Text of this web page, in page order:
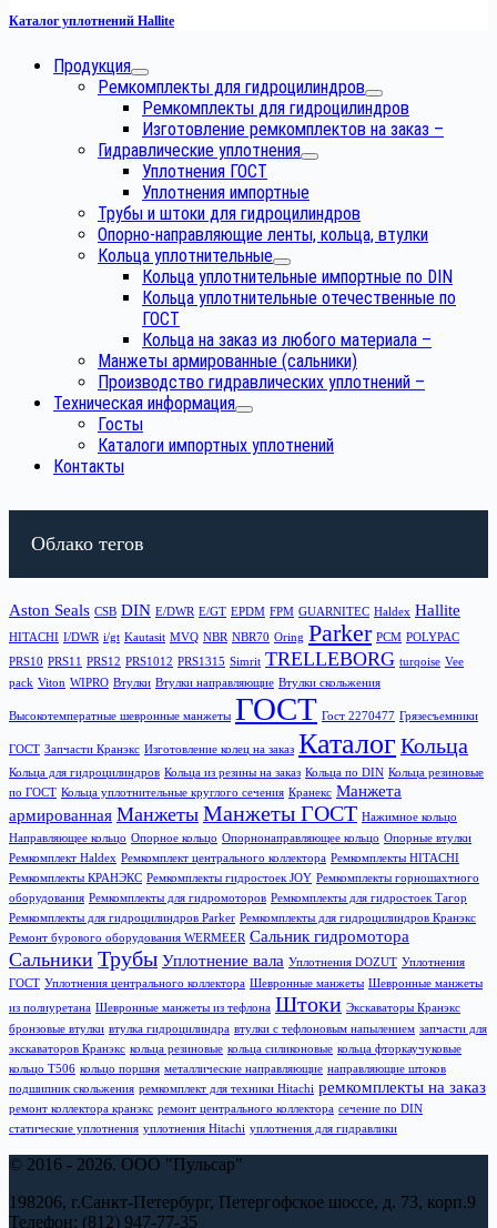
Каталог уплотнений Hallite
Продукция
Ремкомплекты для гидроцилиндров
Ремкомплекты для гидроцилиндров
Изготовление ремкомплектов на заказ –
Гидравлические уплотнения
Уплотнения ГОСТ
Уплотнения импортные
Трубы и штоки для гидроцилиндров
Опорно-направляющие ленты, кольца, втулки
Кольца уплотнительные
Кольца уплотнительные импортные по DIN
Кольца уплотнительные отечественные по
ГОСТ
Кольца на заказ из любого материала –
Манжеты армированные (сальники)
Производство гидравлических уплотнений –
Техническая информация
Госты
Каталоги импортных уплотнений
Контакты
Облако тегов
Aston Seals CSB DIN E/DWR E/GT EPDM FPM GUARNITEC Haldex Hallite
HITACHI I/DWR i/gt Kautasit MVQ NBR NBR70 Oring Parker PCM POLYPAC
PRS10 PRS11 PRS12 PRS1012 PRS1315 Simrit TRELLEBORG turqoise Vee
pack Viton WIPRO Втулки Втулки направляющие Втулки скольжения
Высокотемператные шевронные манжеты ГОСТ Гост 2270477 Грязесъемники
ГОСТ Запчасти Кранэкс Изготовление колец на заказ Каталог Кольца
Кольца для гидроцилиндров Кольца из резины на заказ Кольца по DIN Кольца резиновые
по ГОСТ Кольца уплотнительные круглого сечения Кранекс Манжета
армированная Манжеты Манжеты ГОСТ Нажимное кольцо
Направляющее кольцо Опорное кольцо Опорнонаправляющее кольцо Опорные втулки
Ремкомплект Haldex Ремкомплект центрального коллектора Ремкомплекты HITACHI
Ремкомплекты КРАНЭКС Ремкомплекты гидростоек JOY Ремкомплекты горношахтного
оборудования Ремкомплекты для гидромоторов Ремкомплекты для гидростоек Тагор
Ремкомплекты для гидроцилиндров Parker Ремкомплекты для гидроцилиндров Кранэкс
Ремонт бурового оборудования WERMEER Сальник гидромотора
Сальники Трубы Уплотнение вала Уплотнения DOZUT Уплотнения
ГОСТ Уплотнения центрального коллектора Шевронные манжеты Шевронные манжеты
из полиуретана Шевронные манжеты из тефлона Штоки Экскаваторы Кранэкс
бронзовые втулки втулка гидроцилиндра втулки с тефлоновым напылением запчасти для
экскаваторов Кранэкс кольца резиновые кольца силиконовые кольца фторкаучуковые
кольцо T506 кольцо поршня металлические направляющие направляющие штоков
подшипник скольжения ремкомплект для техники Hitachi ремкомплекты на заказ
ремонт коллектора кранэкс ремонт центрального коллектора сечение по DIN
статические уплотнения уплотнения Hitachi уплотнения для гидравлики
© 2016 - 2026. ООО "Пульсар"
198206, г.Санкт-Петербург, Петергофское шоссе, д. 73, корп.9
Телефон: (812) 947-77-35